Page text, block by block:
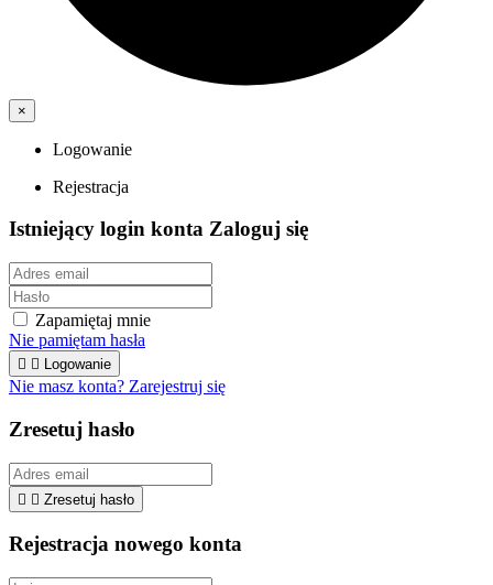
×
Logowanie
Rejestracja
Istniejący login konta Zaloguj się
Zapamiętaj mnie
Nie pamiętam hasła
  Logowanie
Nie masz konta? Zarejestruj się
Zresetuj hasło
  Zresetuj hasło
Rejestracja nowego konta